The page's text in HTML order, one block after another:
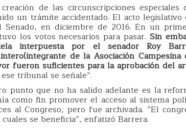
de las circunscripciones
un trámite accidentado. El acto
Senado, en diciembre de 2016. En un
los votos necesarios para pasar. Sin
interpuesta por el senador Roy
de la Asociación
fueron suficientes para la aprobación del
tribunal se señale”.
punto que no ha salido adelante es la
como fin promover el acceso al sistema
al Congreso, pero fue archivada. “El
cuales se beneficia”, enfatizó Barrera.